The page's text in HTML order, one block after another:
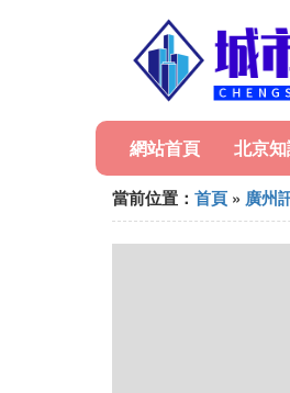
網站首頁 北京
當前位置： 首頁 » 廣州